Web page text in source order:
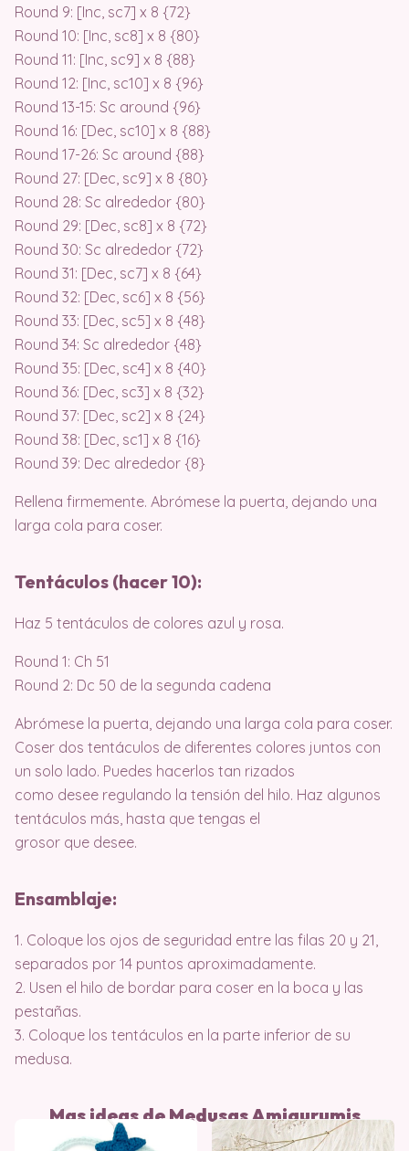
Round 9: [Inc, sc7] x 8 {72}
Round 10: [Inc, sc8] x 8 {80}
Round 11: [Inc, sc9] x 8 {88}
Round 12: [Inc, sc10] x 8 {96}
Round 13-15: Sc around {96}
Round 16: [Dec, sc10] x 8 {88}
Round 17-26: Sc around {88}
Round 27: [Dec, sc9] x 8 {80}
Round 28: Sc alrededor {80}
Round 29: [Dec, sc8] x 8 {72}
Round 30: Sc alrededor {72}
Round 31: [Dec, sc7] x 8 {64}
Round 32: [Dec, sc6] x 8 {56}
Round 33: [Dec, sc5] x 8 {48}
Round 34: Sc alrededor {48}
Round 35: [Dec, sc4] x 8 {40}
Round 36: [Dec, sc3] x 8 {32}
Round 37: [Dec, sc2] x 8 {24}
Round 38: [Dec, sc1] x 8 {16}
Round 39: Dec alrededor {8}
Rellena firmemente. Abrómese la puerta, dejando una
larga cola para coser.
Tentáculos (hacer 10):
Haz 5 tentáculos de colores azul y rosa.
Round 1: Ch 51
Round 2: Dc 50 de la segunda cadena
Abrómese la puerta, dejando una larga cola para coser.
Coser dos tentáculos de diferentes colores juntos con
un solo lado. Puedes hacerlos tan rizados
como desee regulando la tensión del hilo. Haz algunos
tentáculos más, hasta que tengas el
grosor que desee.
Ensamblaje:
1. Coloque los ojos de seguridad entre las filas 20 y 21,
separados por 14 puntos aproximadamente.
2. Usen el hilo de bordar para coser en la boca y las
pestañas.
3. Coloque los tentáculos en la parte inferior de su
medusa.
Mas ideas de Medusas Amigurumis